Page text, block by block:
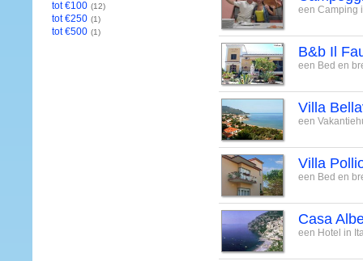
tot €100 (12)
tot €250 (1)
tot €500 (1)
een Camping
B&b Il
een Bed en
Villa
een
Villa
een Bed en
Casa
een Hotel in